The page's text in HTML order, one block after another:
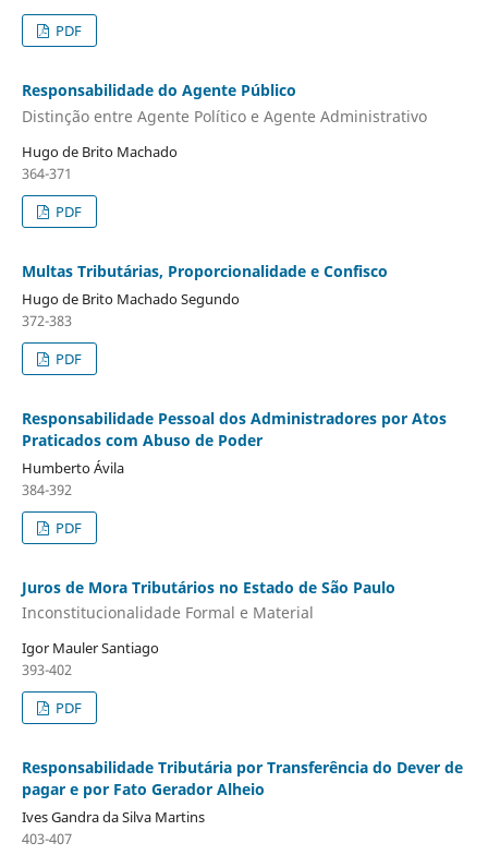
PDF
Responsabilidade do Agente Público
Distinção entre Agente Político e Agente Administrativo
Hugo de Brito Machado
364-371
PDF
Multas Tributárias, Proporcionalidade e Confisco
Hugo de Brito Machado Segundo
372-383
PDF
Responsabilidade Pessoal dos Administradores por Atos
Praticados com Abuso de Poder
Humberto Ávila
384-392
PDF
Juros de Mora Tributários no Estado de São Paulo
Inconstitucionalidade Formal e Material
Igor Mauler Santiago
393-402
PDF
Responsabilidade Tributária por Transferência do Dever de
pagar e por Fato Gerador Alheio
Ives Gandra da Silva Martins
403-407